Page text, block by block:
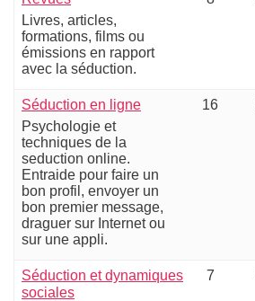
Livres, articles,
formations, films ou
émissions en rapport
avec la séduction.
Séduction en ligne
Psychologie et
techniques de la
seduction online.
Entraide pour faire un
bon profil, envoyer un
bon premier message,
draguer sur Internet ou
sur une appli.
16
Séduction et dynamiques
sociales
7